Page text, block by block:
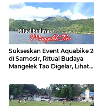
Sukseskan Event Aquabike
di Samosir, Ritual Budaya
Mangelek Tao Digelar, Lihat